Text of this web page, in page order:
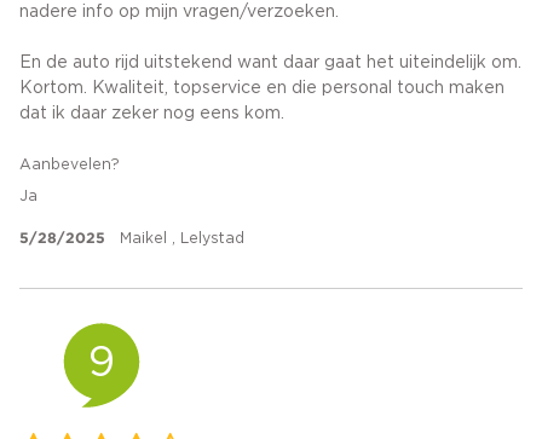
nadere info op mijn vragen/verzoeken.
En de auto rijd uitstekend want daar gaat het uiteindelijk om.
Kortom. Kwaliteit, topservice en die personal touch maken
dat ik daar zeker nog eens kom.
Aanbevelen?
Ja
5/28/2025 Maikel , Lelystad
9